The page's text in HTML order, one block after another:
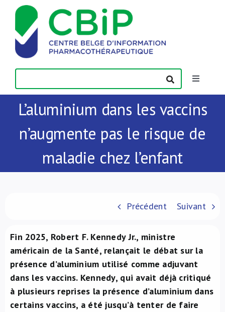
Passer
contenu
Toggle
Actualités
Publications
Formations
À propos de nous
L’aluminium dans les vaccins
n’augmente pas le risque de
maladie chez l’enfant
Précédent Suivant
Fin 2025, Robert F. Kennedy Jr., ministre
américain de la Santé, relançait le débat sur la
présence d’aluminium utilisé comme adjuvant
dans les vaccins. Kennedy, qui avait déjà critiqué
à plusieurs reprises la présence d’aluminium dans
certains vaccins, a été jusqu’à tenter de faire